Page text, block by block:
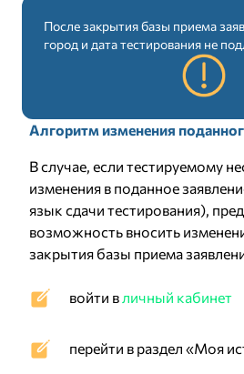
После закрытия базы приема
город и дата тестирования не
Алгоритм изменения
В случае, если тестируемому
изменения в поданное
язык сдачи тестирования),
возможность вносить
закрытия базы приема
войти в личный кабинет
перейти в раздел «Моя